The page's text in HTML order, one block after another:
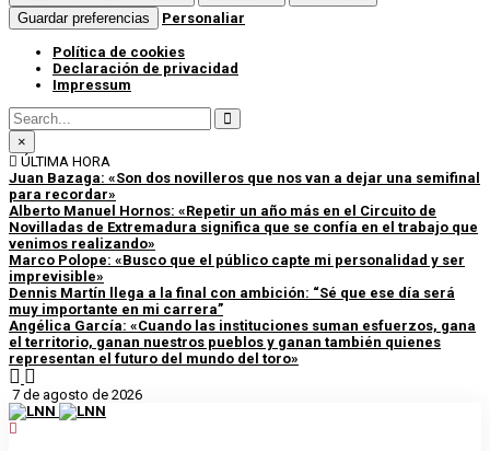
Guardar preferencias
Personaliar
Política de cookies
Declaración de privacidad
Impressum
×
ÚLTIMA HORA
Juan Bazaga: «Son dos novilleros que nos van a dejar una semifinal
para recordar»
Alberto Manuel Hornos: «Repetir un año más en el Circuito de
Novilladas de Extremadura significa que se confía en el trabajo que
venimos realizando»
Marco Polope: «Busco que el público capte mi personalidad y ser
imprevisible»
Dennis Martín llega a la final con ambición: “Sé que ese día será
muy importante en mi carrera”
Angélica García: «Cuando las instituciones suman esfuerzos, gana
el territorio, ganan nuestros pueblos y ganan también quienes
representan el futuro del mundo del toro»
7 de agosto de 2026